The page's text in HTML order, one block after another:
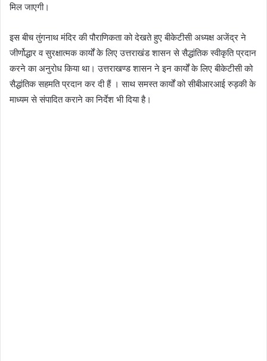
मिल जाएगी।
इस बीच तुंगनाथ मंदिर की पौराणिकता को देखते हुए बीकेटीसी अध्यक्ष अजेंद्र ने
जीर्णोद्धार व सुरक्षात्मक कार्यों के लिए उत्तराखंड शासन से सैद्धांतिक स्वीकृति प्रदान
करने का अनुरोध किया था। उत्तराखण्ड शासन ने इन कार्यों के लिए बीकेटीसी को
सैद्धांतिक सहमति प्रदान कर दी हैं । साथ समस्त कार्यों को सीबीआरआई रुड़की के
माध्यम से संपादित कराने का निर्देश भी दिया है।